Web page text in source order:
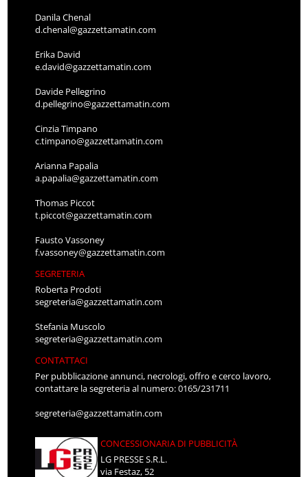
Danila Chenal
d.chenal@gazzettamatin.com
Erika David
e.david@gazzettamatin.com
Davide Pellegrino
d.pellegrino@gazzettamatin.com
Cinzia Timpano
c.timpano@gazzettamatin.com
Arianna Papalia
a.papalia@gazzettamatin.com
Thomas Piccot
t.piccot@gazzettamatin.com
Fausto Vassoney
f.vassoney@gazzettamatin.com
SEGRETERIA
Roberta Prodoti
segreteria@gazzettamatin.com
Stefania Muscolo
segreteria@gazzettamatin.com
CONTATTACI
Per pubblicazione annunci, necrologi, offro e cerco lavoro,
contattare la segreteria al numero: 0165/231711
segreteria@gazzettamatin.com
CONCESSIONARIA DI PUBBLICITÀ
LG PRESSE S.R.L.
via Festaz, 52